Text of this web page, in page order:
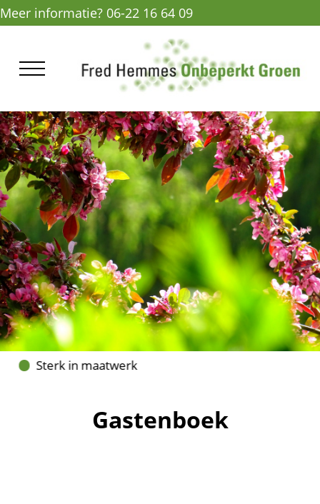
Meer informatie? 06-22 16 64 09
Gastenboek
Sterk in maatwerk